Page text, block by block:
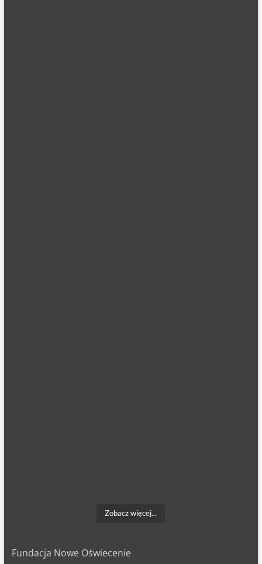
Zobacz więcej...
Fundacja Nowe Oświecenie